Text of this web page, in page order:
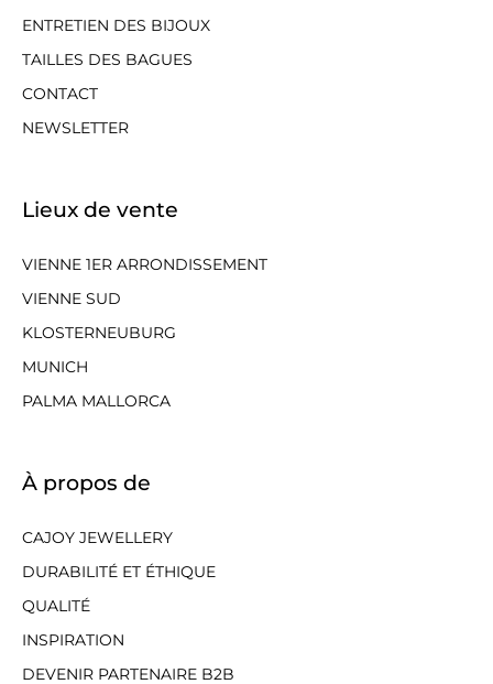
ENTRETIEN DES BIJOUX
TAILLES DES BAGUES
CONTACT
NEWSLETTER
Lieux de vente
VIENNE 1ER ARRONDISSEMENT
VIENNE SUD
KLOSTERNEUBURG
MUNICH
PALMA MALLORCA
À propos de
CAJOY JEWELLERY
DURABILITÉ ET ÉTHIQUE
QUALITÉ
INSPIRATION
DEVENIR PARTENAIRE B2B